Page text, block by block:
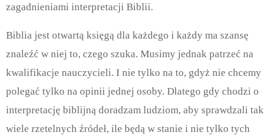
zagadnieniami interpretacji Biblii.
Biblia jest otwartą księgą dla każdego i każdy ma szansę
znaleźć w niej to, czego szuka. Musimy jednak patrzeć na
kwalifikacje nauczycieli. I nie tylko na to, gdyż nie chcemy
polegać tylko na opinii jednej osoby. Dlatego gdy chodzi o
interpretację biblijną doradzam ludziom, aby sprawdzali tak
wiele rzetelnych źródeł, ile będą w stanie i nie tylko tych